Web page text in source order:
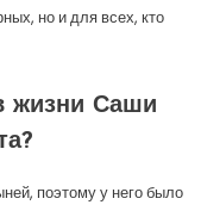
но и для всех, кто
жизни Саши
поэтому у него было